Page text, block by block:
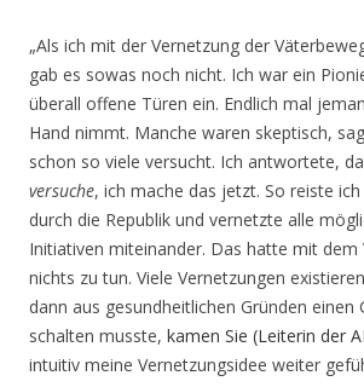
„Als ich mit der Vernetzung der
gab es sowas noch nicht. Ich war ein
überall offene Türen ein. Endlich mal
Hand nimmt. Manche waren skeptisch,
schon so viele versucht. Ich antwortete,
versuche, ich mache das jetzt. So reiste
durch die Republik und vernetzte alle
Initiativen miteinander. Das hatte mit dem
nichts zu tun. Viele Vernetzungen
dann aus gesundheitlichen Gründen einen
schalten musste, kamen Sie (Leiterin der
intuitiv meine Vernetzungsidee weiter